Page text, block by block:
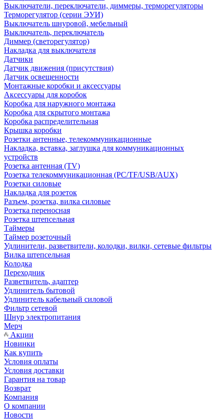
Выключатели, переключатели, диммеры, терморегуляторы
Терморегулятор (серии ЭУИ)
Выключатель шнуровой, мебельный
Выключатель, переключатель
Диммер (светорегулятор)
Накладка для выключателя
Датчики
Датчик движения (присутствия)
Датчик освещенности
Монтажные коробки и аксессуары
Аксессуары для коробок
Коробка для наружного монтажа
Коробка для скрытого монтажа
Коробка распределительная
Крышка коробки
Розетки антенные, телекоммуникационные
Накладка, вставка, заглушка для коммуникационных
устройств
Розетка антенная (TV)
Розетка телекоммуникационная (PC/TF/USB/AUX)
Розетки силовые
Накладка для розеток
Разъем, розетка, вилка силовые
Розетка переносная
Розетка штепсельная
Таймеры
Таймер розеточный
Удлинители, разветвители, колодки, вилки, сетевые фильтры
Вилка штепсельная
Колодка
Переходник
Разветвитель, адаптер
Удлинитель бытовой
Удлинитель кабельный силовой
Фильтр сетевой
Шнур электропитания
Мерч
Акции
Новинки
Как купить
Условия оплаты
Условия доставки
Гарантия на товар
Возврат
Компания
О компании
Новости